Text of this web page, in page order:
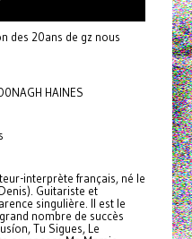
des 20ans de gz nous
HAINES
interprète français, né le
Guitariste et
singulière. Il est le
nombre de succès
Tu Sigues, Le